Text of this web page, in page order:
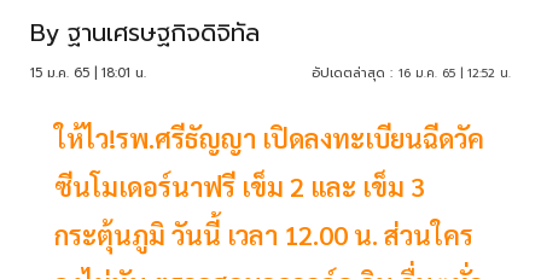
By ฐานเศรษฐกิจดิจิทัล
15 ม.ค. 65 | 18:01 น. อัปเดตล่าสุด : 16 ม.ค. 65 | 12:52 น.
ให้ไว!รพ.ศรีธัญญา เปิดลงทะเบียนฉีดวัค
ซีนโมเดอร์นาฟรี เข็ม 2 และ เข็ม 3
กระตุ้นภูมิ วันนี้ เวลา 12.00 น. ส่วนใคร